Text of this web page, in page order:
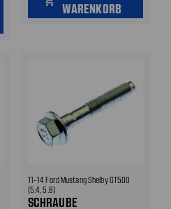
WARENKORB
11-14 Ford Mustang Shelby GT500
(5.4, 5.8)
SCHRAUBE